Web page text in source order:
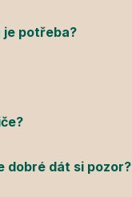
je potřeba?
dobré dát si pozor?